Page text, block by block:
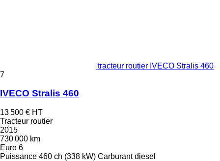
tracteur routier IVECO Stralis 460
7
IVECO Stralis 460
13 500 € HT
Tracteur routier
2015
730 000 km
Euro 6
Puissance 460 ch (338 kW) Carburant diesel